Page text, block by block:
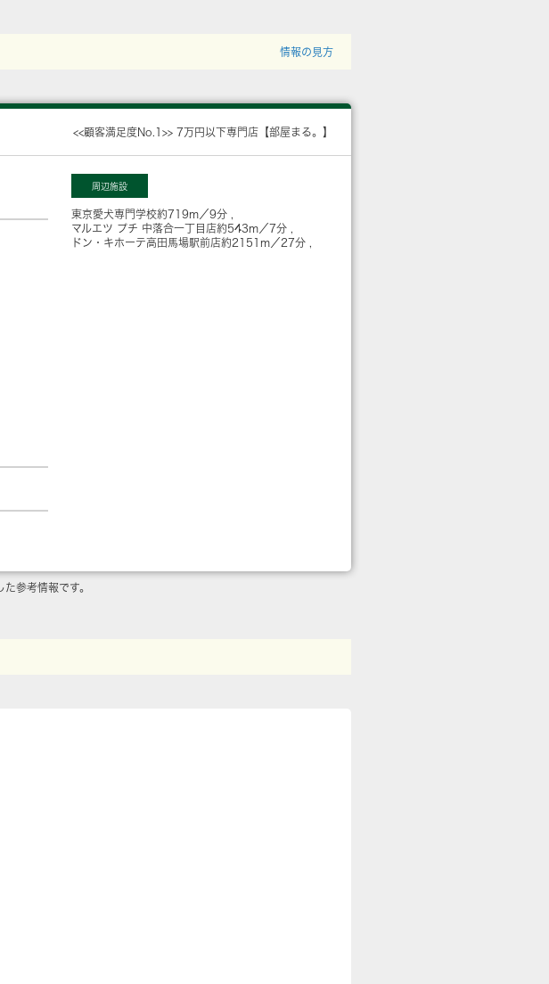
情報の見方
<<顧客満足度No.1>> 7万円以下専門店【部屋まる。】
周辺施設
東京愛犬専門学校約719m／9分
マルエツ プチ 中落合一丁目店約543m／7分
ドン・キホーテ高田馬場駅前店約2151m／27分
参考情報です。